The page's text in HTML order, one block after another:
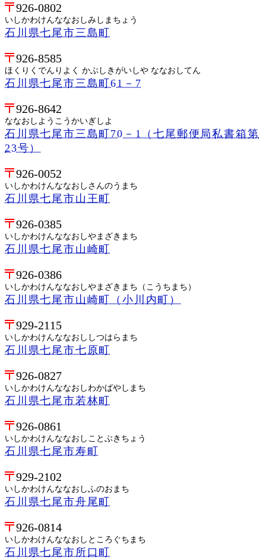
926-0802
いしかわけんななおしみしまちょう
石川県七尾市三島町
926-8585
ほくりくでんりよく かぶしきがいしや ななおしてん
石川県七尾市三島町61－7
926-8642
ななおしようこうかいぎしよ
石川県七尾市三島町70－1（七尾郵便局私書箱第
23号）
926-0052
いしかわけんななおしさんのうまち
石川県七尾市山王町
926-0385
いしかわけんななおしやまざきまち
石川県七尾市山崎町
926-0386
いしかわけんななおしやまざきまち（こうちまち）
石川県七尾市山崎町（小川内町）
929-2115
いしかわけんななおししつはらまち
石川県七尾市七原町
926-0827
いしかわけんななおしわかばやしまち
石川県七尾市若林町
926-0861
いしかわけんななおしことぶきちょう
石川県七尾市寿町
929-2102
いしかわけんななおしふのおまち
石川県七尾市舟尾町
926-0814
いしかわけんななおしところぐちまち
石川県七尾市所口町